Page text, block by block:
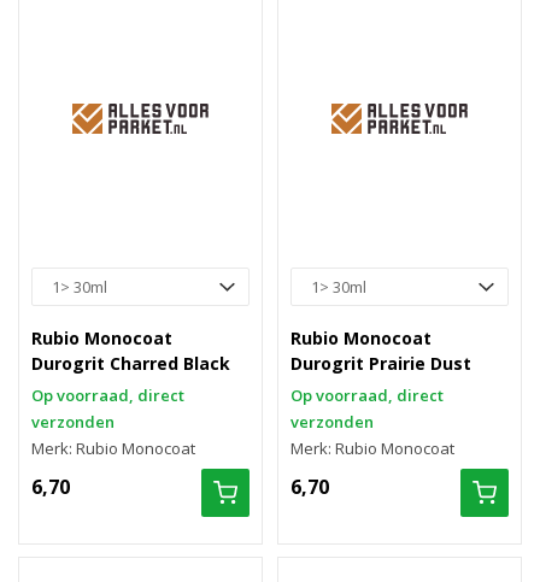
Rubio Monocoat
Durogrit Charred Black
Op voorraad, direct
verzonden
Merk: Rubio Monocoat
6,70
Rubio Monocoat
Durogrit Prairie Dust
Op voorraad, direct
verzonden
Merk: Rubio Monocoat
6,70